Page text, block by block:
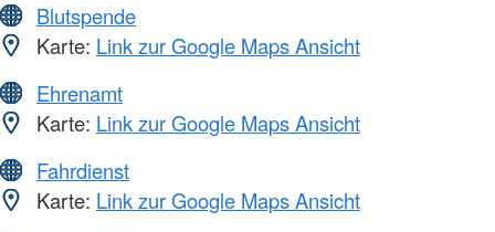
Blutspende
Karte: Link zur Google Maps Ansicht
Ehrenamt
Karte: Link zur Google Maps Ansicht
Fahrdienst
Karte: Link zur Google Maps Ansicht